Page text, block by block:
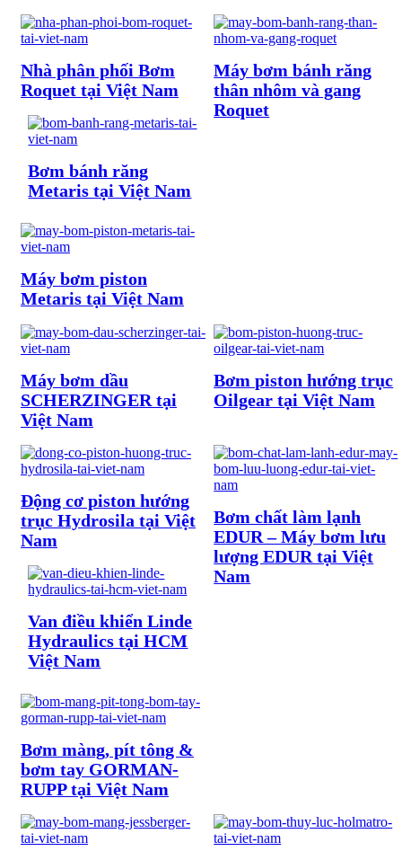
Máy bơm bánh răng
thân nhôm và gang
Roquet
Nhà phân phối Bơm
Roquet tại Việt Nam
Bơm bánh răng
Metaris tại Việt Nam
Máy bơm piston
Metaris tại Việt Nam
Bơm piston hướng trục
Oilgear tại Việt Nam
Máy bơm dầu
SCHERZINGER tại
Việt Nam
Bơm chất làm lạnh
EDUR – Máy bơm lưu
lượng EDUR tại Việt
Nam
Động cơ piston hướng
trục Hydrosila tại Việt
Nam
Van điều khiển Linde
Hydraulics tại HCM
Việt Nam
Bơm màng, pít tông &
bơm tay GORMAN-
RUPP tại Việt Nam